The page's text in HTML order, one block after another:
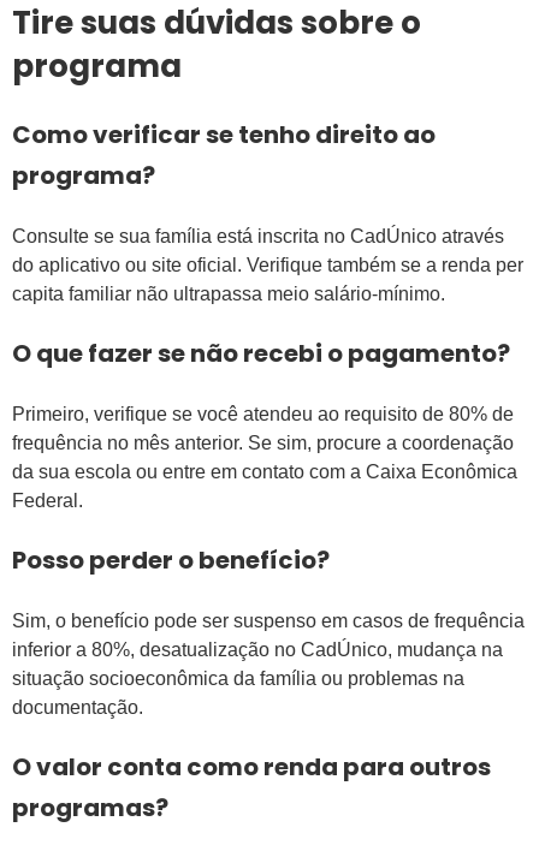
Tire suas dúvidas sobre o
programa
Como verificar se tenho direito ao
programa?
Consulte se sua família está inscrita no CadÚnico através
do aplicativo ou site oficial. Verifique também se a renda per
capita familiar não ultrapassa meio salário-mínimo.
O que fazer se não recebi o pagamento?
Primeiro, verifique se você atendeu ao requisito de 80% de
frequência no mês anterior. Se sim, procure a coordenação
da sua escola ou entre em contato com a Caixa Econômica
Federal.
Posso perder o benefício?
Sim, o benefício pode ser suspenso em casos de frequência
inferior a 80%, desatualização no CadÚnico, mudança na
situação socioeconômica da família ou problemas na
documentação.
O valor conta como renda para outros
programas?